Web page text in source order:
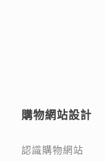
購物網站設計
認識購物網站